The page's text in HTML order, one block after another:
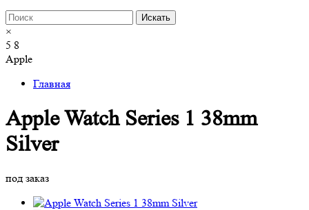
×
5 8
Apple
Главная
Apple Watch Series 1 38mm
Silver
под заказ